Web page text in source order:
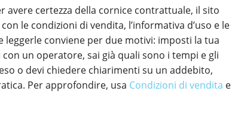
avere certezza della cornice contrattuale, il sito
le condizioni di vendita, l’informativa d’uso e le
leggerle conviene per due motivi: imposti la tua
un operatore, sai già quali sono i tempi e gli
o devi chiedere chiarimenti su un addebito,
Per approfondire, usa Condizioni di vendita e